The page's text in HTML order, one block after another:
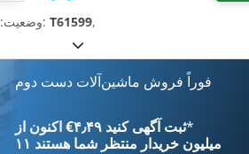
وضعیت:, شماره دستگاه/وسیله نقلیه: T61599,
فوراً فروش ماشین‌آلات دست دوم
اکنون از ‎€۴٫۴۹ ثبت آگهی کنید*
۱۱ میلیون خریدار منتظر شما هستند